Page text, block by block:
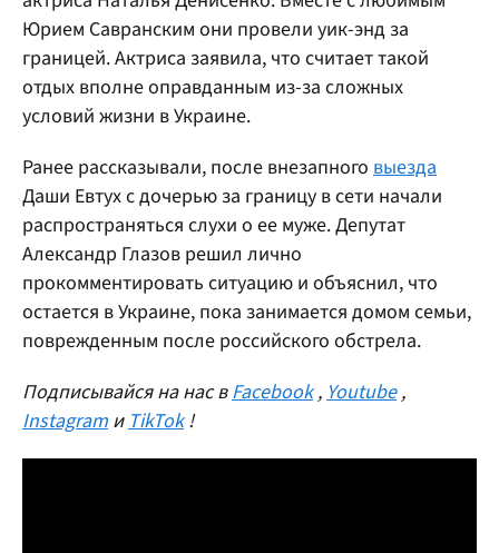
Юрием Савранским они провели уик-энд за
границей. Актриса заявила, что считает такой
отдых вполне оправданным из-за сложных
условий жизни в Украине.
Ранее рассказывали, после внезапного выезда
Даши Евтух с дочерью за границу в сети начали
распространяться слухи о ее муже. Депутат
Александр Глазов решил лично
прокомментировать ситуацию и объяснил, что
остается в Украине, пока занимается домом семьи,
поврежденным после российского обстрела.
Подписывайся на нас вFacebook ,Youtube ,
Instagram иTikTok !